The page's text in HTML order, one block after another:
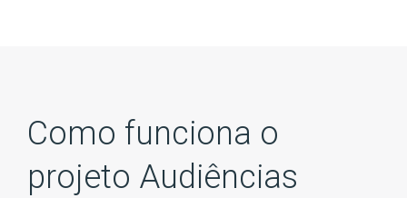
Como funciona o
projeto Audiências